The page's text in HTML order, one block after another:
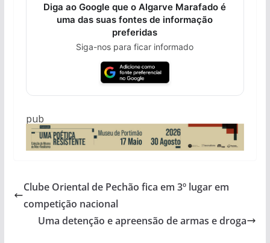
Diga ao Google que o Algarve Marafado é
uma das suas fontes de informação
preferidas
Siga-nos para ficar informado
pub
Clube Oriental de Pechão fica em 3º lugar em
competição nacional
Uma detenção e apreensão de armas e droga